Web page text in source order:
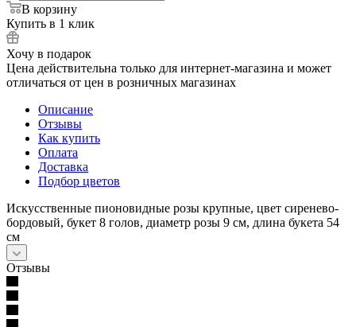
В корзину
Купить в 1 клик
Хочу в подарок
Цена действительна только для интернет-магазина и может
отличаться от цен в розничных магазинах
Описание
Отзывы
Как купить
Оплата
Доставка
Подбор цветов
Искусственные пионовидные розы крупные, цвет сиренево-
бордовый, букет 8 голов, диаметр розы 9 см, длина букета 54
см
Отзывы